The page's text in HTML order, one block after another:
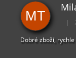
MT |
Dobré zboží,